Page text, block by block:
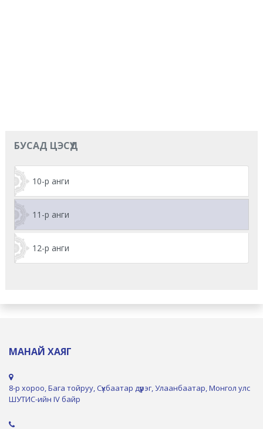
БУСАД ЦЭСҮҮД
10-р анги
11-р анги
12-р анги
МАНАЙ ХАЯГ
8-р хороо, Бага тойруу, Сүхбаатар дүүрэг, Улаанбаатар, Монгол улс
ШУТИС-ийн IV байр